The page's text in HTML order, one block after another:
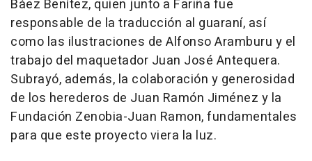
Báez Benítez, quien junto a Fariña fue
responsable de la traducción al guaraní, así
como las ilustraciones de Alfonso Aramburu y el
trabajo del maquetador Juan José Antequera.
Subrayó, además, la colaboración y generosidad
de los herederos de Juan Ramón Jiménez y la
Fundación Zenobia-Juan Ramon, fundamentales
para que este proyecto viera la luz.